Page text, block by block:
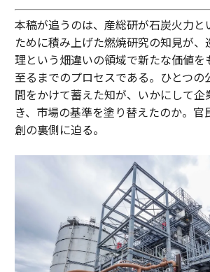
本稿が追うのは、産総研が石炭火力と
ために積み上げた燃焼研究の知見が、
理という畑違いの領域で新たな価値を
至るまでのプロセスである。ひとつの
間をかけて蓄えた知が、いかにして企
き、市場の基準を塗り替えたのか。官
創の裏側に迫る。